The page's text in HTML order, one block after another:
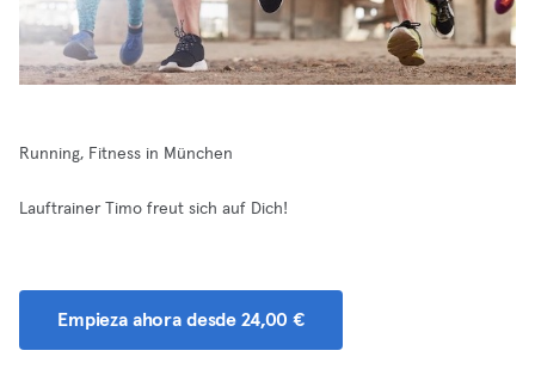
Running, Fitness in München
Lauftrainer Timo freut sich auf Dich!
Empieza ahora desde 24,00 €